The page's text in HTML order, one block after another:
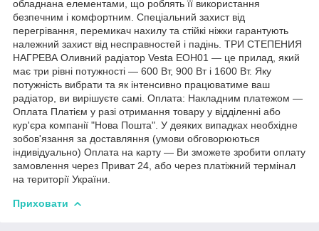
обладнана елементами, що роблять її використання
безпечним і комфортним. Спеціальний захист від
перегрівання, перемикач нахилу та стійкі ніжки гарантують
належний захист від несправностей і падінь. ТРИ СТЕПЕНИЯ
НАГРЕВА Оливний радіатор Vesta EOH01 — це прилад, який
має три рівні потужності — 600 Вт, 900 Вт і 1600 Вт. Яку
потужність вибрати та як інтенсивно працюватиме ваш
радіатор, ви вирішуєте самі. Оплата: Накладним платежом —
Оплата Платієм у разі отримання товару у відділенні або
кур'єра компанії "Нова Пошта". У деяких випадках необхідне
зобов'язання за доставляння (умови обговорюються
індивідуально) Оплата на карту — Ви зможете зробити оплату
замовлення через Приват 24, або через платіжний термінал
на території України.
Приховати